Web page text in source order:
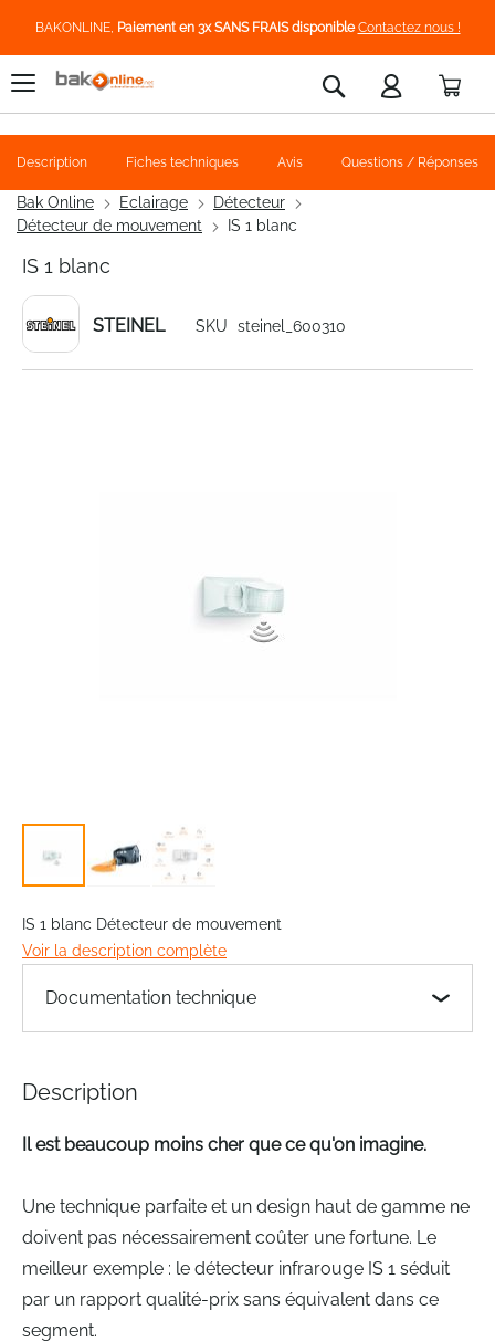
BAKONLINE, Paiement en 3x SANS FRAIS disponible Contactez nous !
Rechercher
Bak Online Eclairage
Détecteur
Détecteur de mouvement
IS 1 blanc
IS 1 blanc
STEINEL SKU steinel_600310
to
the
beginning
images
IS 1 blanc Détecteur de mouvement
Voir la description complète
Documentation technique
Description Fiches techniques Avis Questions / Réponses
Description
Il est beaucoup moins cher que ce qu'on imagine.
Une technique parfaite et un design haut de gamme ne
doivent pas nécessairement coûter une fortune. Le
meilleur exemple : le détecteur infrarouge IS 1 séduit
par un rapport qualité-prix sans équivalent dans ce
segment.